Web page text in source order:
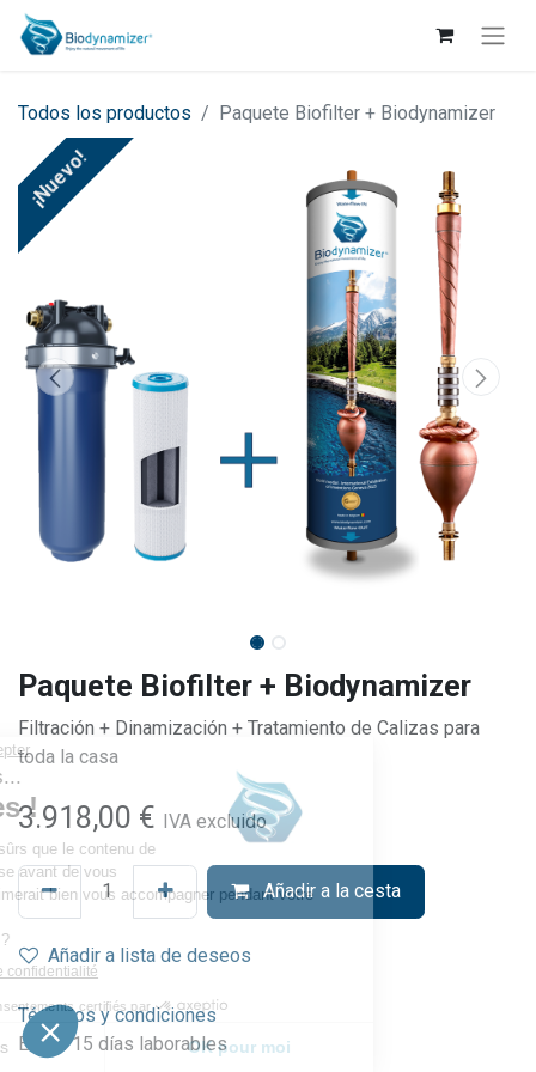
Todos los productos Paquete Biofilter + Biodynamizer
¡Nuevo!
Paquete Biofilter + Biodynamizer
Filtración + Dinamización + Tratamiento de Calizas para
toda la casa
3.918,00 € IVA excluido
Añadir a la cesta
Añadir a lista de deseos
Términos y condiciones
Envío: 15 días laborables